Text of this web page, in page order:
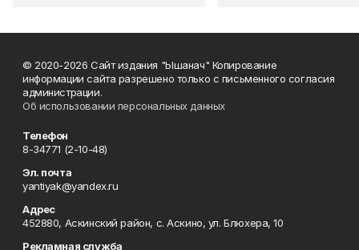
© 2020-2026 Сайт издания "Ышанач" Копирование
информации сайта разрешено только с письменного согласия
администрации.
Об использовании персональных данных
Телефон
8-34771 (2-10-48)
Эл. почта
yantiyak@yandex.ru
Адрес
452880, Аскинский район, с. Аскино, ул. Блюхера, 10
Рекламная служба